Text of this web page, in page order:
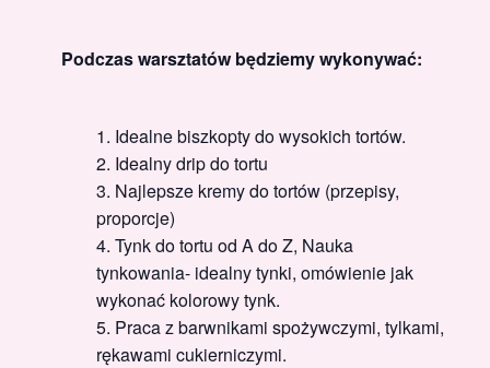
Podczas warsztatów będziemy wykonywać:
Idealne biszkopty do wysokich tortów.
Idealny drip do tortu
Najlepsze kremy do tortów (przepisy,
proporcje)
Tynk do tortu od A do Z, Nauka
tynkowania- idealny tynki, omówienie jak
wykonać kolorowy tynk.
Praca z barwnikami spożywczymi, tylkami,
rękawami cukierniczymi.